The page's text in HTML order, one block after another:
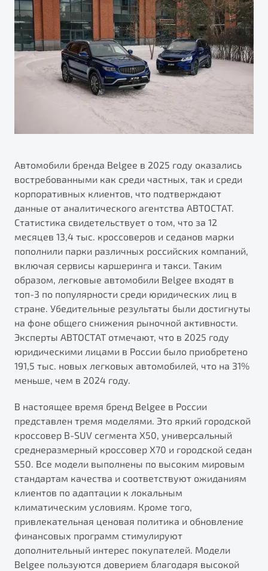
Яркий кроссовер
от 2 219 990 ₽*
В наличии
S50
Элегантный и практичный седан
от 1 699 990 ₽*
Обзор В наличии
X70
Универсальный кроссовер
от 2 499 990 ₽*
В наличии
Автокредит
Трейд-ин
Страхование
Расчет КАСКО
Узнайте о специальных выгодах при покупке
автомобиля Belgee
Подробно
Автомобили в наличии
Тест-драйв
Автокредит
ПОДДЕРЖКА
Гарантия Belgee
Belgee Линк
Belgee Клуб
Реферальная программа
Помощь на дорогах
Будьте еще более уверены на дорогах с программой
"Помощь на дорогах"
Преимущества программы
Запись на сервис
Калькулятор ТО
Клиентская поддержка
О дилерском центре
Правовая информация
Автомобили бренда Belgee в 2025 году оказались
востребованными как среди частных, так и среди
корпоративных клиентов, что подтверждают
данные от аналитического агентства АВТОСТАТ.
Статистика свидетельствует о том, что за 12
месяцев 13,4 тыс. кроссоверов и седанов марки
пополнили парки различных российских компаний,
включая сервисы каршеринга и такси. Таким
образом, легковые автомобили Belgee входят в
топ-3 по популярности среди юридических лиц в
стране. Убедительные результаты были достигнуты
на фоне общего снижения рыночной активности.
Эксперты АВТОСТАТ отмечают, что в 2025 году
юридическими лицами в России было приобретено
191,5 тыс. новых легковых автомобилей, что на 31%
меньше, чем в 2024 году.
В настоящее время бренд Belgee в России
представлен тремя моделями. Это яркий городской
кроссовер B-SUV сегмента X50, универсальный
среднеразмерный кроссовер X70 и городской седан
S50. Все модели выполнены по высоким мировым
стандартам качества и соответствуют ожиданиям
клиентов по адаптации к локальным
климатическим условиям. Кроме того,
привлекательная ценовая политика и обновление
финансовых программ стимулируют
дополнительный интерес покупателей. Модели
Belgee пользуются доверием благодаря высокой